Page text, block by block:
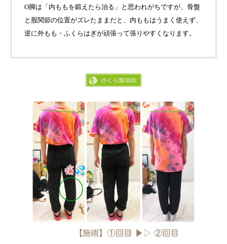
O脚は「内ももを鍛えたら治る」と思われがちですが、骨盤
と股関節の位置がズレたままだと、内ももはうまく使えず、
逆に外もも・ふくらはぎが頑張って張りやすくなります。